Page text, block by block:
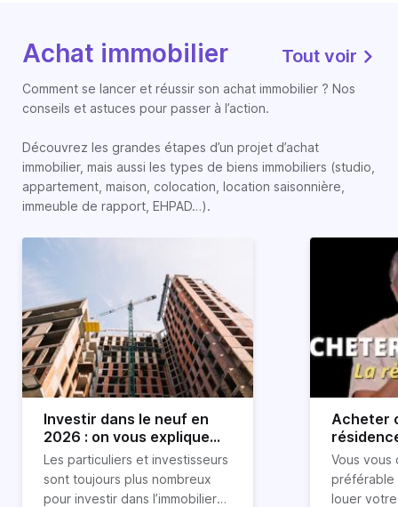
Achat immobilier Tout voir
Comment se lancer et réussir son achat immobilier ? Nos
conseils et astuces pour passer à l’action.
Découvrez les grandes étapes d’un projet d’achat
immobilier, mais aussi les types de biens immobiliers (studio,
appartement, maison, colocation, location saisonnière,
immeuble de rapport, EHPAD…).
Investir dans le neuf en
2026 : on vous explique
tout !
Les particuliers et investisseurs
sont toujours plus nombreux
pour investir dans l’immobilier
Acheter
règle
révélée
Vous vous
préférable
louer